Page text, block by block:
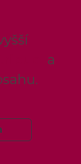
a